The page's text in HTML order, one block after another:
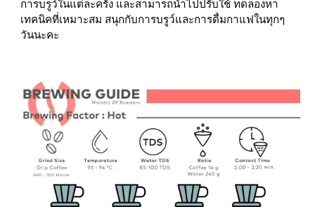
การบรูว์ในแต่ละครั้ง และสามารถนำไปปรับใช้ ทดลองหา
เทคนิคที่เหมาะสม สนุกกับการบรูว์และการดื่มกาแฟในทุกๆ
วันนะคะ